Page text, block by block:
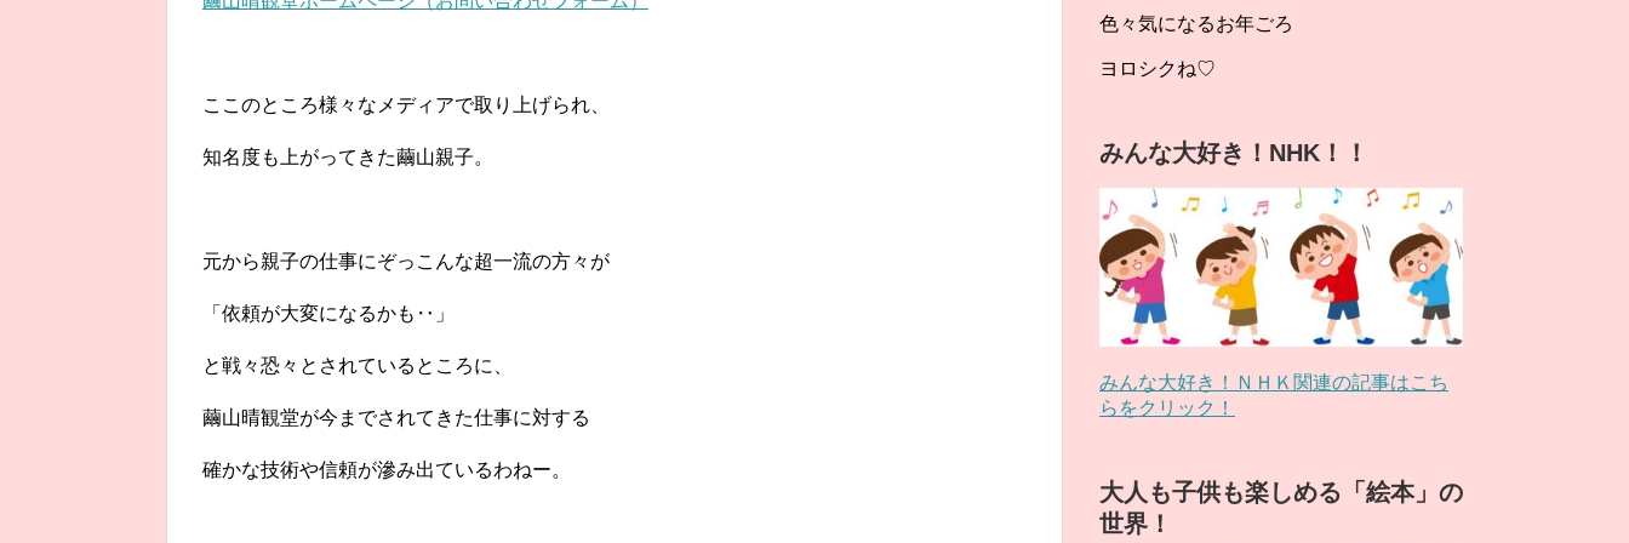
ここのところ様々なメディアで取り上げられ、
知名度も上がってきた繭山親子。
元から親子の仕事にぞっこんな超一流の方々が
「依頼が大変になるかも‥」
と戦々恐々とされているところに、
繭山晴観堂が今までされてきた仕事に対する
確かな技術や信頼が滲み出ているわねー。
色々気になるお年ごろ
ヨロシクね♡
みんな大好き！NHK！！
みんな大好き！ＮＨＫ関連の記事はこち
らをクリック！
大人も子供も楽しめる「絵本」の
世界！